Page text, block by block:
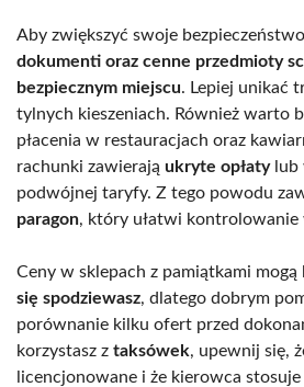
Aby zwiększyć swoje
dokumenti oraz cenne przedmioty
bezpiecznym miejscu. Lepiej unikać
tylnych kieszeniach. Również warto
płacenia w restauracjach oraz
rachunki zawierają ukryte opłatylub
podwójnej taryfy. Z tego powodu
paragon, który ułatwi
Ceny w sklepach z pamiątkami mogą
się spodziewasz, dlatego dobrym
porównanie kilku ofert przed
korzystasz z taksówek, upewnij się,
licencjonowane i że kierowca